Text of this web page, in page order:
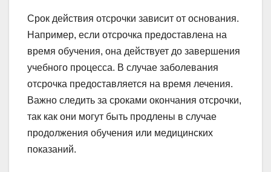
Срок действия отсрочки зависит от основания.
Например, если отсрочка предоставлена на
время обучения, она действует до завершения
учебного процесса. В случае заболевания
отсрочка предоставляется на время лечения.
Важно следить за сроками окончания отсрочки,
так как они могут быть продлены в случае
продолжения обучения или медицинских
показаний.